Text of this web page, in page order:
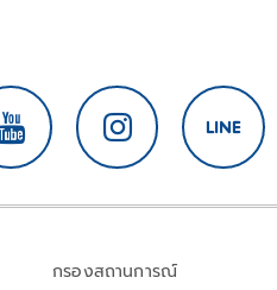
กรองสถานการณ์